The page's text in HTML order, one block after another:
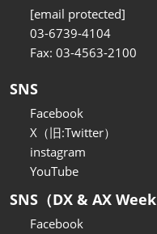
[email protected]
03-6739-4104
Fax: 03-4563-2100
SNS
Facebook
X（旧:Twitter）
instagram
YouTube
SNS（DX & AX Week
Facebook